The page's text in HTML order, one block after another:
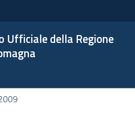
Ufficiale della Regione